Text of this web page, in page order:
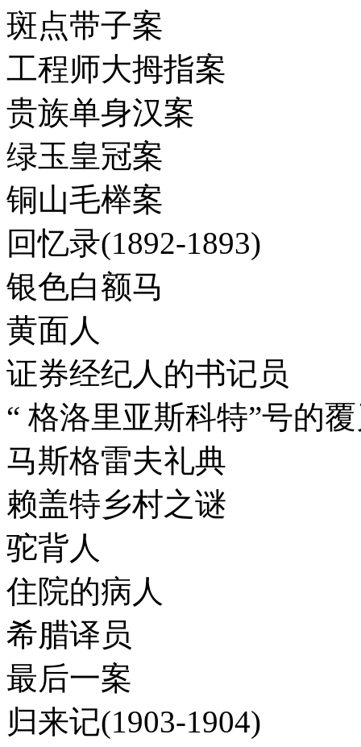
斑点带子案
工程师大拇指案
贵族单身汉案
绿玉皇冠案
铜山毛榉案
回忆录(1892-1893)
银色白额马
黄面人
证券经纪人的书记员
“ 格洛里亚斯科特”号的
马斯格雷夫礼典
赖盖特乡村之谜
驼背人
住院的病人
希腊译员
最后一案
归来记(1903-1904)